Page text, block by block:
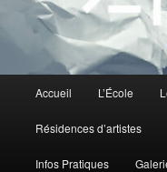
principal
Accueil L’École
Résidences d’artistes
Infos Pratiques